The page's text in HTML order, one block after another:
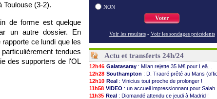
Toulouse (3-2).
de forme est quelque
un autre dossier. En
rapporte ce lundi que les
tendues
des supporters de l'OL
NON
Voter
Voir les resultats - Voir les sondages précédents
Actu et transferts 24h/24
12h46 Galatasaray : Milan rejette 35 M€ pour Leã...
12h28 Southampton : D. Traoré prêté au Mans
12h10 Real : Vinicius tout proche de prolonger !
11h58 VIDEO : un accueil impressionnant pour Salah !
11h35 Real : Diomandé attendu ce jeudi à Madrid !